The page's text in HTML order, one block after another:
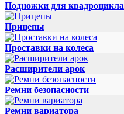
Подножки для квадроцикла
Прицепы
Проставки на колеса
Расширители арок
Ремни безопасности
Ремни вариатора